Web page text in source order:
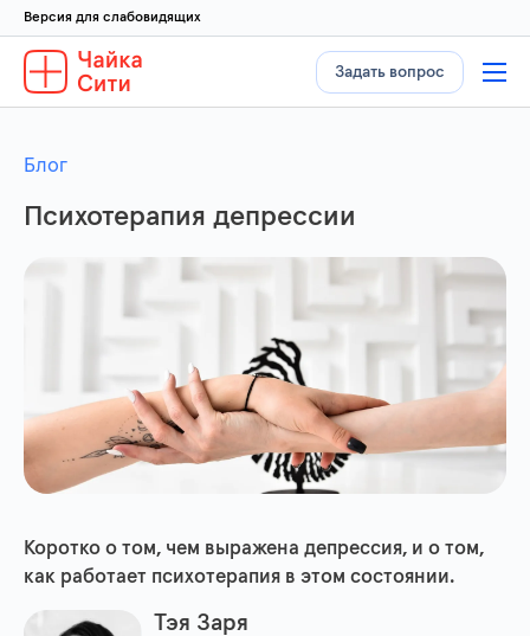
Версия для слабовидящих
Задать вопрос
Блог
Психотерапия депрессии
Коротко о том, чем выражена депрессия, и о том,
как работает психотерапия в этом состоянии.
Тэя Заря